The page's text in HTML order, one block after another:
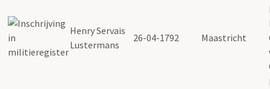
Henry Servais
Lustermans
26-04-1792 Maastricht